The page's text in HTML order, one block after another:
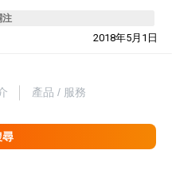
注
2018年5月1日
產品 / 服務
尋